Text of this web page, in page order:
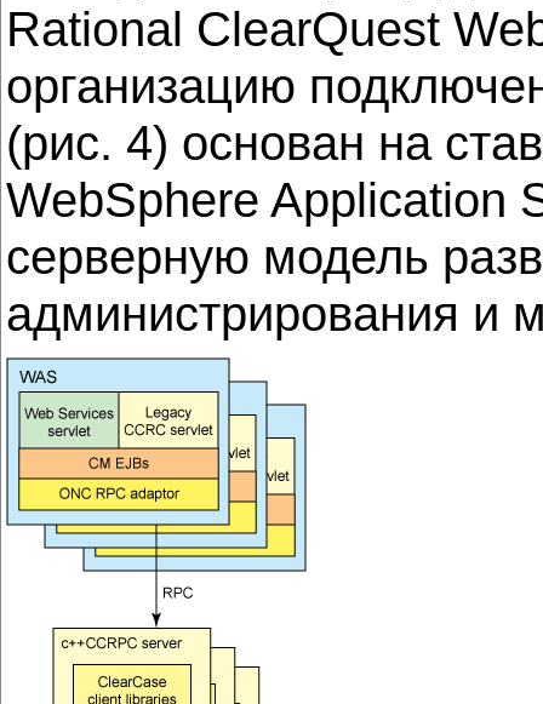
Rational ClearQuest
организацию
(рис. 4) основан на
WebSphere Application
серверную модель
администрирования и